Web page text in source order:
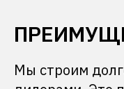
Мы строим